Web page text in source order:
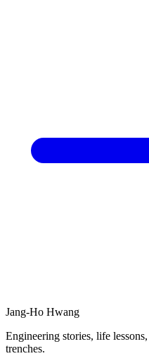
Jang-Ho Hwang
Engineering stories, life
trenches.